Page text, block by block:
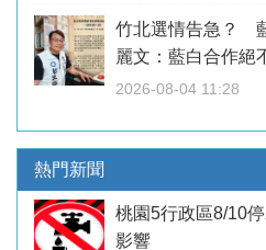
竹北選情告急？
麗文：藍白合作絕
2026-08-04 11:28
熱門新聞
桃園5行政區8/10
影響